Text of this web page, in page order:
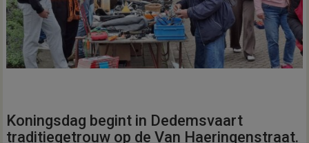
Koningsdag begint in Dedemsvaart
traditiegetrouw op de Van Haeringenstraat.